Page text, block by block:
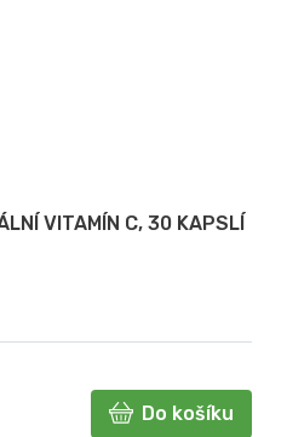
VITAMÍN C, 30 KAPSLÍ
Do košíku